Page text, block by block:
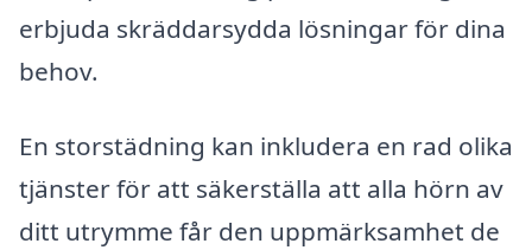
erbjuda skräddarsydda lösningar för dina
behov.
En storstädning kan inkludera en rad olika
tjänster för att säkerställa att alla hörn av
ditt utrymme får den uppmärksamhet de